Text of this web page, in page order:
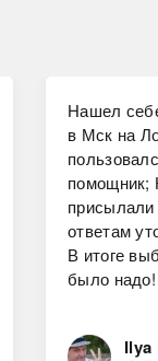
Нашел
в Мск на
помощник;
ответам
В итоге
было надо!
Ilya